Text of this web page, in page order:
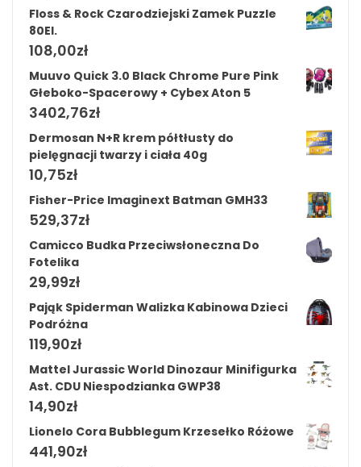
Floss & Rock Czarodziejski Zamek Puzzle
80El.
108,00zł
Muuvo Quick 3.0 Black Chrome Pure Pink
Głeboko-Spacerowy + Cybex Aton 5
3402,76zł
Dermosan N+R krem półtłusty do
pielęgnacji twarzy i ciała 40g
10,75zł
Fisher-Price Imaginext Batman GMH33
529,37zł
Camicco Budka Przeciwsłoneczna Do
Fotelika
29,99zł
Pająk Spiderman Walizka Kabinowa Dzieci
Podróżna
119,90zł
Mattel Jurassic World Dinozaur Minifigurka
Ast. CDU Niespodzianka GWP38
14,90zł
Lionelo Cora Bubblegum Krzesełko Różowe
441,90zł